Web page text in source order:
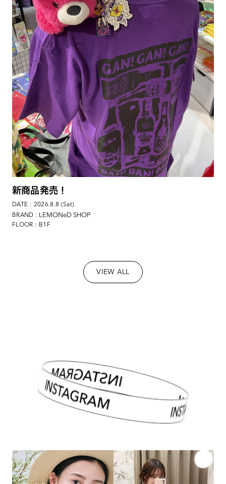
新商品発売！
DATE : 2026.8.8 (Sat)
BRAND : LEMONeD SHOP
FLOOR : B1F
VIEW ALL
INSTAGRAM